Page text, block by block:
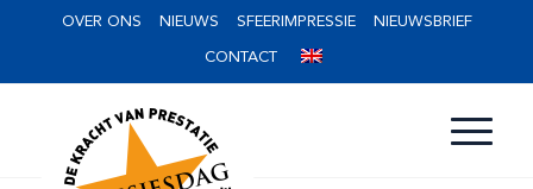
OVER ONS NIEUWS SFEERIMPRESSIE NIEUWSBRIEF
CONTACT